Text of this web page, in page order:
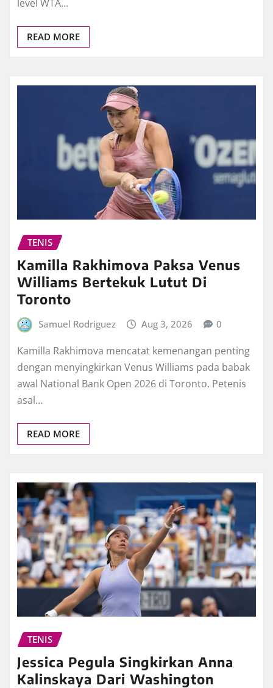
level WTA…
READ MORE
TENIS
Kamilla Rakhimova Paksa Venus
Williams Bertekuk Lutut Di
Toronto
Samuel Rodriguez Aug 3, 2026 0
Kamilla Rakhimova mencatat kemenangan penting
dengan menyingkirkan Venus Williams pada babak
awal National Bank Open 2026 di Toronto. Petenis
asal…
READ MORE
TENIS
Jessica Pegula Singkirkan Anna
Kalinskaya Dari Washington